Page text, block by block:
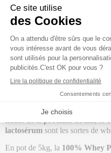
masse sèche, la
les nutriments essentiels pour le
aminés essentiels et acides
(Histidine, Isoleucine, Leucine,
Thréonine, Tryptophane,
digestives pour une assimilation
supplément.
Ce complément deprotéines en
d’une activité de musculation
de gagner en muscle sec ou en
lactosérum sont les sortes de
En pot de 5kg, la 100% Whey